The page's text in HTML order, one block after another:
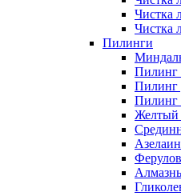
Чистка
Чистка
Пилинги
Пилинг
Пилинг
Пилинг
Желтый